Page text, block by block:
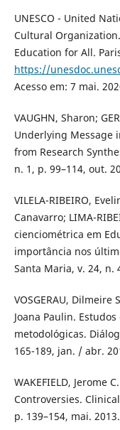
UNESCO - United
Cultural
Education for All.
https://
Acesso em: 7 mai.
VAUGHN, Sharon;
Underlying Message
from Research
n. 1, p. 99–114, out.
VILELA-RIBEIRO,
Canavarro; LIMA-
cienciométrica em
importância nos
Santa Maria, v. 24, n.
VOSGERAU, Dilmeire
Joana Paulin.
metodológicas.
165-189, jan. / abr.
WAKEFIELD, Jerome
Controversies.
p. 139–154, mai. 2013.